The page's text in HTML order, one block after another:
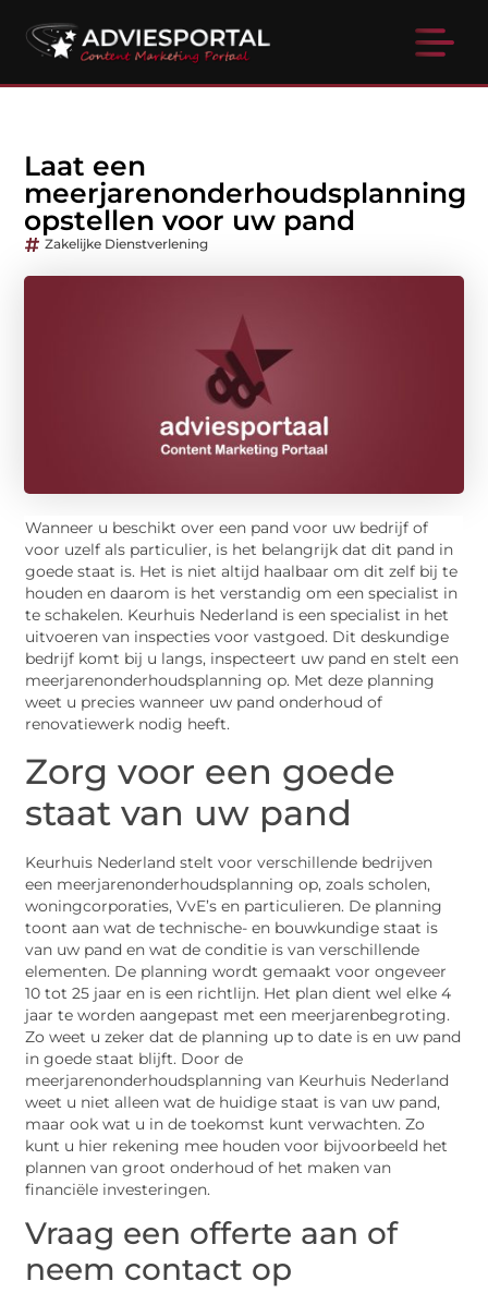
Laat een
meerjarenonderhoudsplanning
opstellen voor uw pand
Zakelijke Dienstverlening
Wanneer u beschikt over een pand voor uw bedrijf of
voor uzelf als particulier, is het belangrijk dat dit pand in
goede staat is. Het is niet altijd haalbaar om dit zelf bij te
houden en daarom is het verstandig om een specialist in
te schakelen. Keurhuis Nederland is een specialist in het
uitvoeren van inspecties voor vastgoed. Dit deskundige
bedrijf komt bij u langs, inspecteert uw pand en stelt een
meerjarenonderhoudsplanning op. Met deze planning
weet u precies wanneer uw pand onderhoud of
renovatiewerk nodig heeft.
Zorg voor een goede
staat van uw pand
Keurhuis Nederland stelt voor verschillende bedrijven
een meerjarenonderhoudsplanning op, zoals scholen,
woningcorporaties, VvE’s en particulieren. De planning
toont aan wat de technische- en bouwkundige staat is
van uw pand en wat de conditie is van verschillende
elementen. De planning wordt gemaakt voor ongeveer
10 tot 25 jaar en is een richtlijn. Het plan dient wel elke 4
jaar te worden aangepast met een meerjarenbegroting.
Zo weet u zeker dat de planning up to date is en uw pand
in goede staat blijft. Door de
meerjarenonderhoudsplanning van Keurhuis Nederland
weet u niet alleen wat de huidige staat is van uw pand,
maar ook wat u in de toekomst kunt verwachten. Zo
kunt u hier rekening mee houden voor bijvoorbeeld het
plannen van groot onderhoud of het maken van
financiële investeringen.
Vraag een offerte aan of
neem contact op